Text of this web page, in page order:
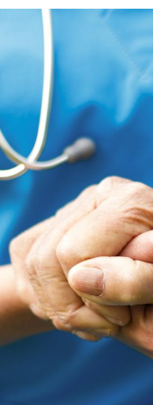
Fortes chaleurs
pourquoi le
noyade
Le Viagra
freiner la
cancer ?
Pourquoi
de protéines
finalement